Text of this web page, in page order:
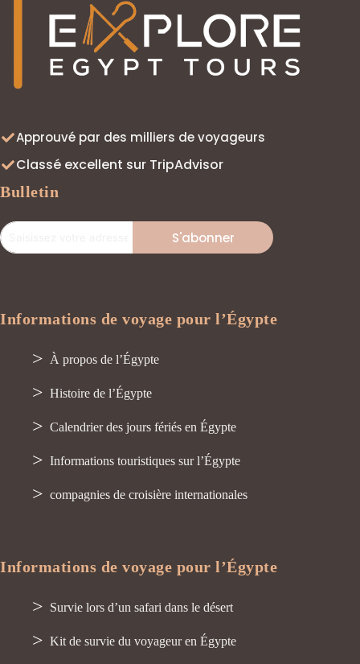
Approuvé par des milliers de voyageurs
Classé excellent sur TripAdvisor
Bulletin
S'abonner
Informations de voyage pour l’Égypte
À propos de l’Égypte
Histoire de l’Égypte
Calendrier des jours fériés en Égypte
Informations touristiques sur l’Égypte
compagnies de croisière internationales
Informations de voyage pour l’Égypte
Survie lors d’un safari dans le désert
Kit de survie du voyageur en Égypte